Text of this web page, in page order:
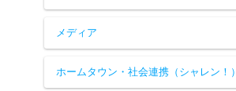
メディア
ホームタウン・社会連携（シャレン！）